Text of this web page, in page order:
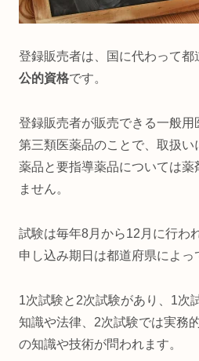
登録販売者は、国に代わって都
公的資格です。
登録販売者が販売できる一般
第三類医薬品のことで、取扱
薬品と要指導薬品については薬
ません。
試験は毎年8月から12月に行わ
申し込み期日は都道府県によっ
1次試験と2次試験があり、1次
知識や法律、2次試験では実務
の知識や技術が問われます。